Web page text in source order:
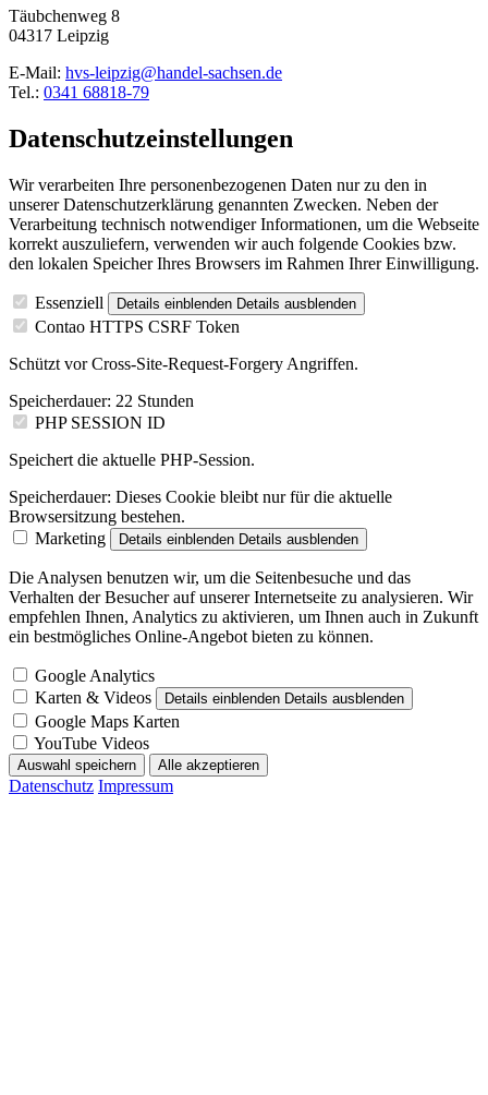
Täubchenweg 8
04317 Leipzig
E-Mail: hvs-leipzig@handel-sachsen.de
Tel.: 0341 68818-79
Datenschutzeinstellungen
Wir verarbeiten Ihre personenbezogenen Daten nur zu den in
unserer Datenschutzerklärung genannten Zwecken. Neben der
Verarbeitung technisch notwendiger Informationen, um die Webseite
korrekt auszuliefern, verwenden wir auch folgende Cookies bzw.
den lokalen Speicher Ihres Browsers im Rahmen Ihrer Einwilligung.
Essenziell Details einblenden Details ausblenden
Contao HTTPS CSRF Token
Schützt vor Cross-Site-Request-Forgery Angriffen.
Speicherdauer: 22 Stunden
PHP SESSION ID
Speichert die aktuelle PHP-Session.
Speicherdauer: Dieses Cookie bleibt nur für die aktuelle
Browsersitzung bestehen.
Marketing
Details einblenden Details ausblenden
Die Analysen benutzen wir, um die Seitenbesuche und das
Verhalten der Besucher auf unserer Internetseite zu analysieren. Wir
empfehlen Ihnen, Analytics zu aktivieren, um Ihnen auch in Zukunft
ein bestmögliches Online-Angebot bieten zu können.
Google Analytics
Karten & Videos
Details einblenden Details ausblenden
Google Maps Karten
YouTube Videos
Auswahl speichern Alle akzeptieren
Datenschutz Impressum